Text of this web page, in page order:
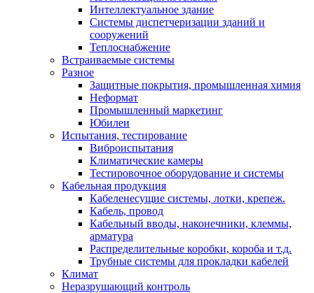
Интеллектуальное здание
Системы диспетчеризации зданий и
сооружений
Теплоснабжение
Встраиваемые системы
Разное
Защитные покрытия, промышленная химия
Неформат
Промышленный маркетинг
Юбилеи
Испытания, тестирование
Виброиспытания
Климатические камеры
Тестировочное оборудование и системы
Кабельная продукция
Кабеленесущие системы, лотки, крепеж.
Кабель, провод
Кабельный вводы, наконечники, клеммы,
арматура
Распределительные коробки, короба и т.д.
Трубные системы для прокладки кабелей
Климат
Неразрушающий контроль